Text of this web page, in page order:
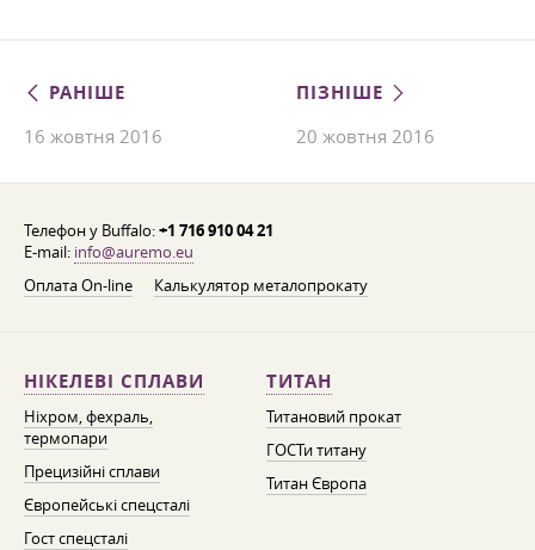
РАНІШЕ
16 жовтня 2016
ПІЗНІШЕ
20 жовтня 2016
Телефон у Buffalo:+1 716 910 04 21
E-mail: info@auremo.eu
Оплата On-line
Калькулятор металопрокату
НІКЕЛЕВІ СПЛАВИ
Ніхром, фехраль,
термопари
Прецизійні сплави
Європейські спецсталі
Гост спецсталі
ТИТАН
Титановий прокат
ГОСТи титану
Титан Європа